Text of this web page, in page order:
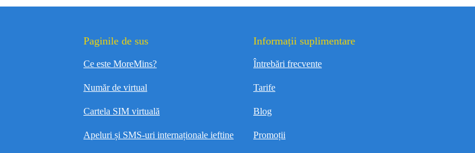
Paginile de sus
Ce este MoreMins?
Număr de virtual
Cartela SIM virtuală
Apeluri și SMS-uri internaționale ieftine
Informații suplimentare
Întrebări frecvente
Tarife
Blog
Promoții